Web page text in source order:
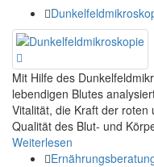
Mit Hilfe des
lebendigen Blutes
Vitalität, die Kraft der
Qualität des Blut- und
Weiterlesen